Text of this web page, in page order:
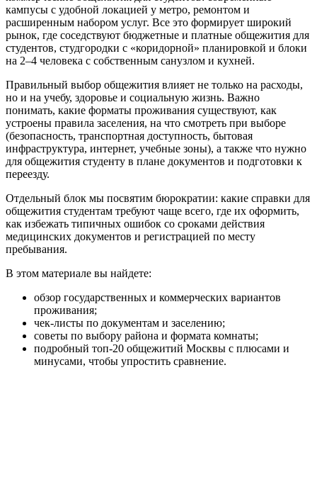
кампусы с удобной локацией у метро, ремонтом и
расширенным набором услуг. Все это формирует широкий
рынок, где соседствуют бюджетные и платные общежития для
студентов, студгородки с «коридорной» планировкой и блоки
на 2–4 человека с собственным санузлом и кухней.
Правильный выбор общежития влияет не только на расходы,
но и на учебу, здоровье и социальную жизнь. Важно
понимать, какие форматы проживания существуют, как
устроены правила заселения, на что смотреть при выборе
(безопасность, транспортная доступность, бытовая
инфраструктура, интернет, учебные зоны), а также что нужно
для общежития студенту в плане документов и подготовки к
переезду.
Отдельный блок мы посвятим бюрократии: какие справки для
общежития студентам требуют чаще всего, где их оформить,
как избежать типичных ошибок со сроками действия
медицинских документов и регистрацией по месту
пребывания.
В этом материале вы найдете:
обзор государственных и коммерческих вариантов
проживания;
чек-листы по документам и заселению;
советы по выбору района и формата комнаты;
подробный топ-20 общежитий Москвы с плюсами и
минусами, чтобы упростить сравнение.